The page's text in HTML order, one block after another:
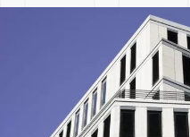
PARTNER
TEAM
PARTNER